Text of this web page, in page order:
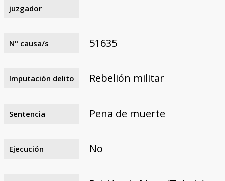
juzgador
Nº causa/s 51635
Imputación delito Rebelión militar
Sentencia Pena de muerte
Ejecución No